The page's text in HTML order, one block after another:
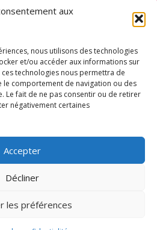
aux
nous utilisons des technologies
et/ou accéder aux informations sur
technologies nous permettra de
le comportement de navigation ou des
Le fait de ne pas consentir ou de retirer
négativement certaines
Accepter
Décliner
les préférences
abandons
B
le numéro N°E2007800090 - © TOUS TES
- Site réalisé par
cookies pour améliorer votre
des Cookies